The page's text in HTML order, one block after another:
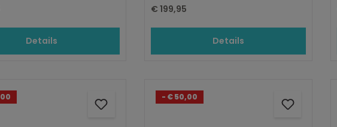
Details
Normale prijs:
€ 199,95
Details
- € 50,00